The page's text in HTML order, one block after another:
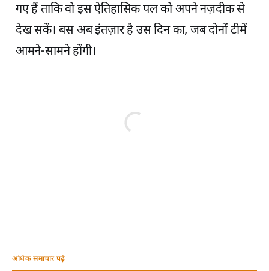
गए हैं ताकि वो इस ऐतिहासिक पल को अपने नज़दीक से
देख सकें। बस अब इंतज़ार है उस दिन का, जब दोनों टीमें
आमने-सामने होंगी।
अधिक समाचार पढ़ें